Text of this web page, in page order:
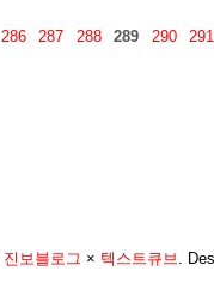
286 287 288 289 290 291
진보블로그 × 텍스트큐브